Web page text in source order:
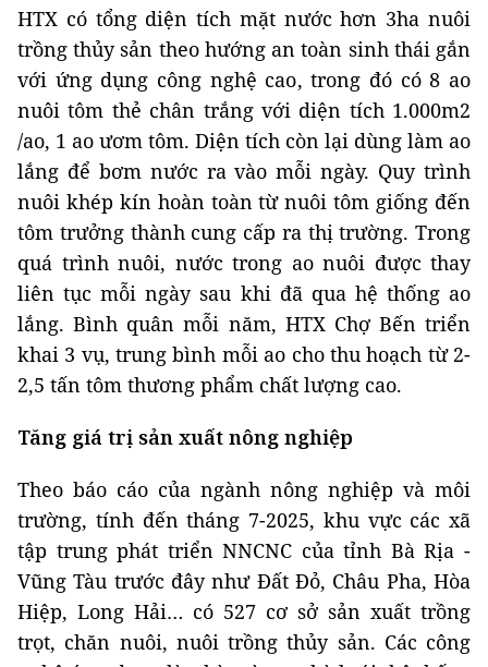
HTX có tổng diện tích mặt nước hơn 3ha nuôi
trồng thủy sản theo hướng an toàn sinh thái gắn
với ứng dụng công nghệ cao, trong đó có 8 ao
nuôi tôm thẻ chân trắng với diện tích 1.000m2
/ao, 1 ao ươm tôm. Diện tích còn lại dùng làm ao
lắng để bơm nước ra vào mỗi ngày. Quy trình
nuôi khép kín hoàn toàn từ nuôi tôm giống đến
tôm trưởng thành cung cấp ra thị trường. Trong
quá trình nuôi, nước trong ao nuôi được thay
liên tục mỗi ngày sau khi đã qua hệ thống ao
lắng. Bình quân mỗi năm, HTX Chợ Bến triển
khai 3 vụ, trung bình mỗi ao cho thu hoạch từ 2-
2,5 tấn tôm thương phẩm chất lượng cao.
Tăng giá trị sản xuất nông nghiệp
Theo báo cáo của ngành nông nghiệp và môi
trường, tính đến tháng 7-2025, khu vực các xã
tập trung phát triển NNCNC của tỉnh Bà Rịa -
Vũng Tàu trước đây như Đất Đỏ, Châu Pha, Hòa
Hiệp, Long Hải… có 527 cơ sở sản xuất trồng
trọt, chăn nuôi, nuôi trồng thủy sản. Các công